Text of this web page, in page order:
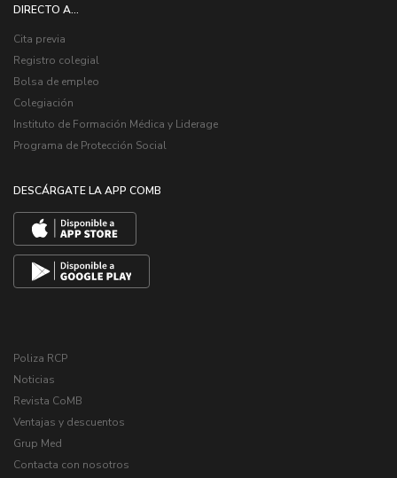
DIRECTO A...
Cita previa
Registro colegial
Bolsa de empleo
Colegiación
Instituto de Formación Médica y Liderage
Programa de Protección Social
DESCÁRGATE LA APP COMB
Poliza RCP
Noticias
Revista CoMB
Ventajas y descuentos
Grup Med
Contacta con nosotros